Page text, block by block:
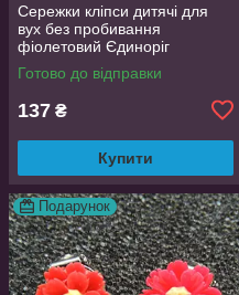
Сережки кліпси дитячі для
вух без пробивання
фіолетовий Єдиноріг
Готово до відправки
137 ₴
Купити
Подарунок